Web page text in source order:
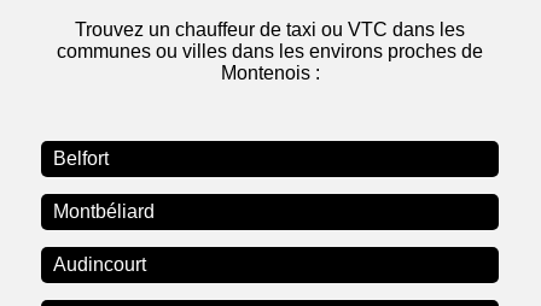
Trouvez un chauffeur de taxi ou VTC dans les
communes ou villes dans les environs proches de
Montenois :
Belfort
Montbéliard
Audincourt